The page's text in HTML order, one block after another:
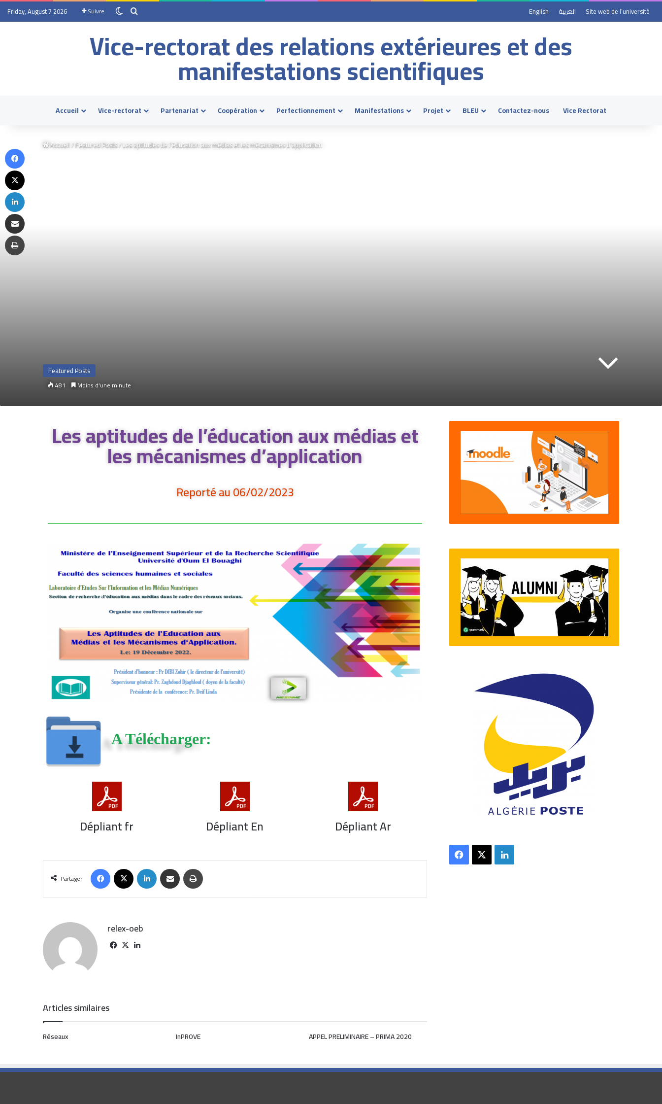
Friday, August 7 2026 Suivre English العربية Site web de l’université
Vice-rectorat des relations extérieures et des
manifestations scientifiques
Accueil Vice-rectorat Partenariat Coopération Perfectionnement Manifestations Projet BLEU Contactez-nous Vice Rectorat
Accueil/Featured Posts/Les aptitudes de l’éducation aux médias et les mécanismes d’application
Featured Posts
481 Moins d’une minute
Les aptitudes de l’éducation aux médias et
les mécanismes d’application
Reporté au 06/02/2023
A Télécharger:
Dépliant fr Dépliant En Dépliant Ar
Partager
relex-oeb
Articles similaires
Réseaux InPROVE APPEL PRELIMINAIRE – PRIMA 2020